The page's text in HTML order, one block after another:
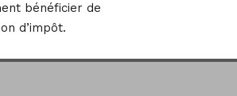
bénéficier de
d’impôt.